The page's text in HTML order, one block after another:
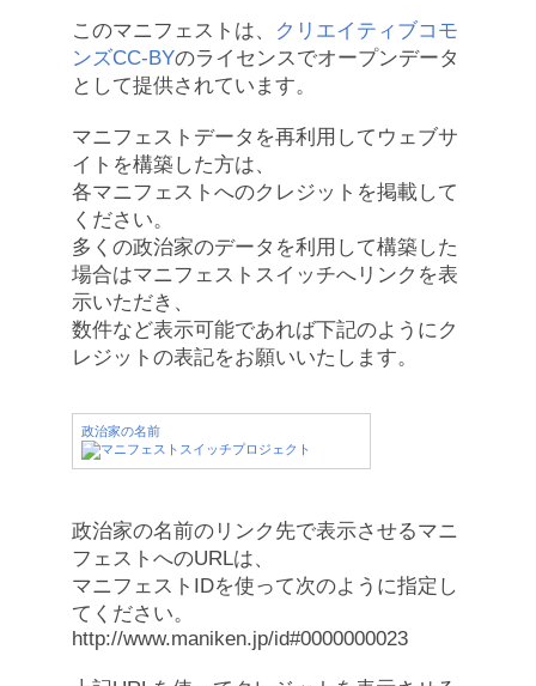
このマニフェストは、
クリエイティブコモ
ンズCC-BYのライセンスでオープンデータ
として提供されています。
マニフェストデータを再利用してウェブサ
イトを構築した方は、
各マニフェストへのクレジットを掲載して
ください。
多くの政治家のデータを利用して構築した
場合はマニフェストスイッチへリンクを表
示いただき、
数件など表示可能であれば下記のようにク
レジットの表記をお願いいたします。
政治家の名前
政治家の名前のリンク先で表示させるマニ
フェストへのURLは、
マニフェストIDを使って次のように指定し
てください。
http://www.maniken.jp/id#0000000023